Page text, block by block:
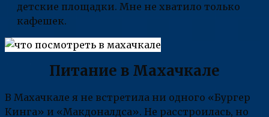
детские площадки. Мне не хватило только
кафешек.
Питание в Махачкале
В Махачкале я не встретила ни одного «Бургер
Кинга» и «Макдоналдса». Не расстроилась, но